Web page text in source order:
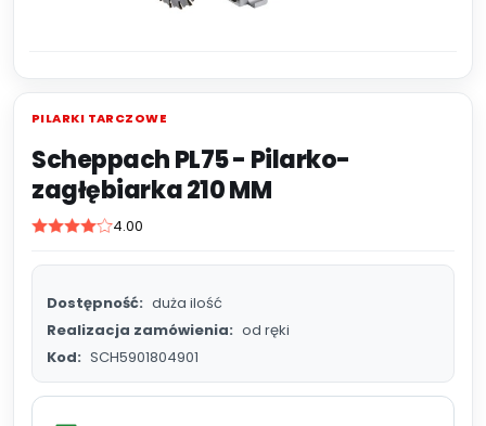
PILARKI TARCZOWE
Scheppach PL75 - Pilarko-
zagłębiarka 210 MM
4.00
Dostępność: duża ilość
Realizacja zamówienia: od ręki
Kod: SCH5901804901